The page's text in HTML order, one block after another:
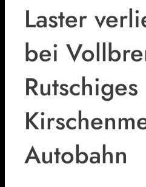
Laster
bei
Rutschiges
Autobahn